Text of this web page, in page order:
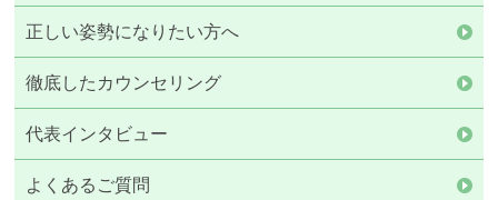
正しい姿勢になりたい方へ
徹底したカウンセリング
代表インタビュー
よくあるご質問